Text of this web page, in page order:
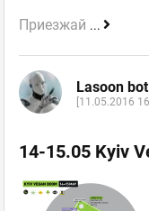
Приезжай ...
Lasoon bot
[11.05.2016
14-15.05 Kyiv